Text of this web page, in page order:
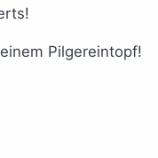
Pilgereintopf!